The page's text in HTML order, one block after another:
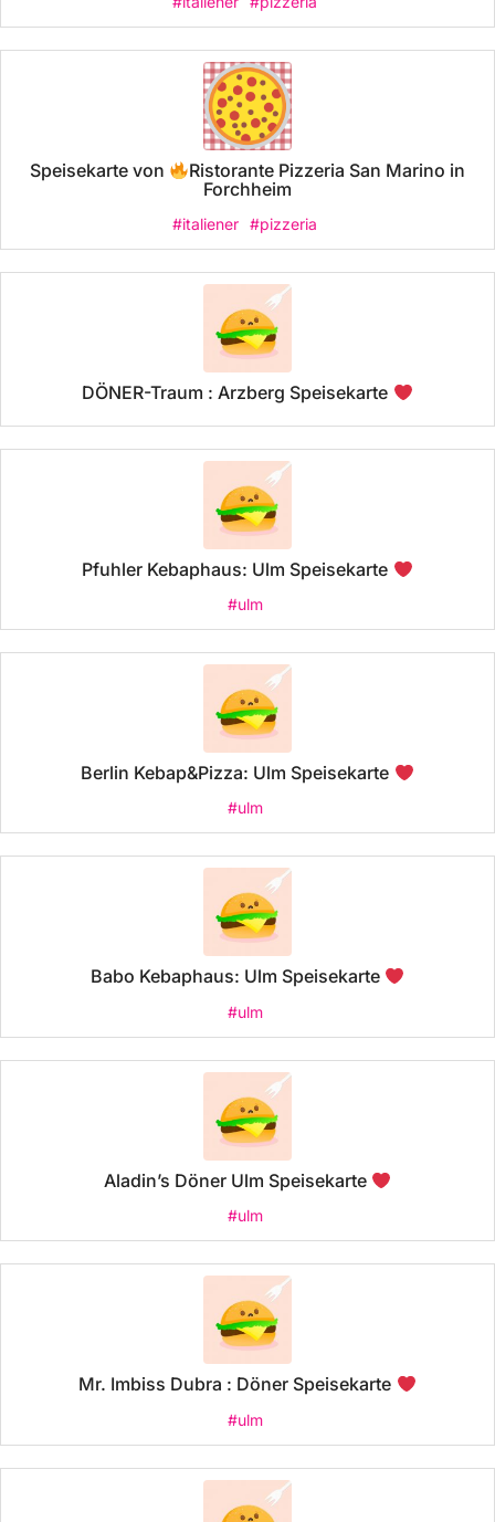
Speisekarte von
Ristorante Pizzeria San Marino in
Forchheim
#italiener #pizzeria
DÖNER-Traum : Arzberg Speisekarte
Pfuhler Kebaphaus: Ulm Speisekarte
#ulm
Berlin Kebap&Pizza: Ulm Speisekarte
#ulm
Babo Kebaphaus: Ulm Speisekarte
#ulm
Aladin’s Döner Ulm Speisekarte
#ulm
Mr. Imbiss Dubra : Döner Speisekarte
#ulm